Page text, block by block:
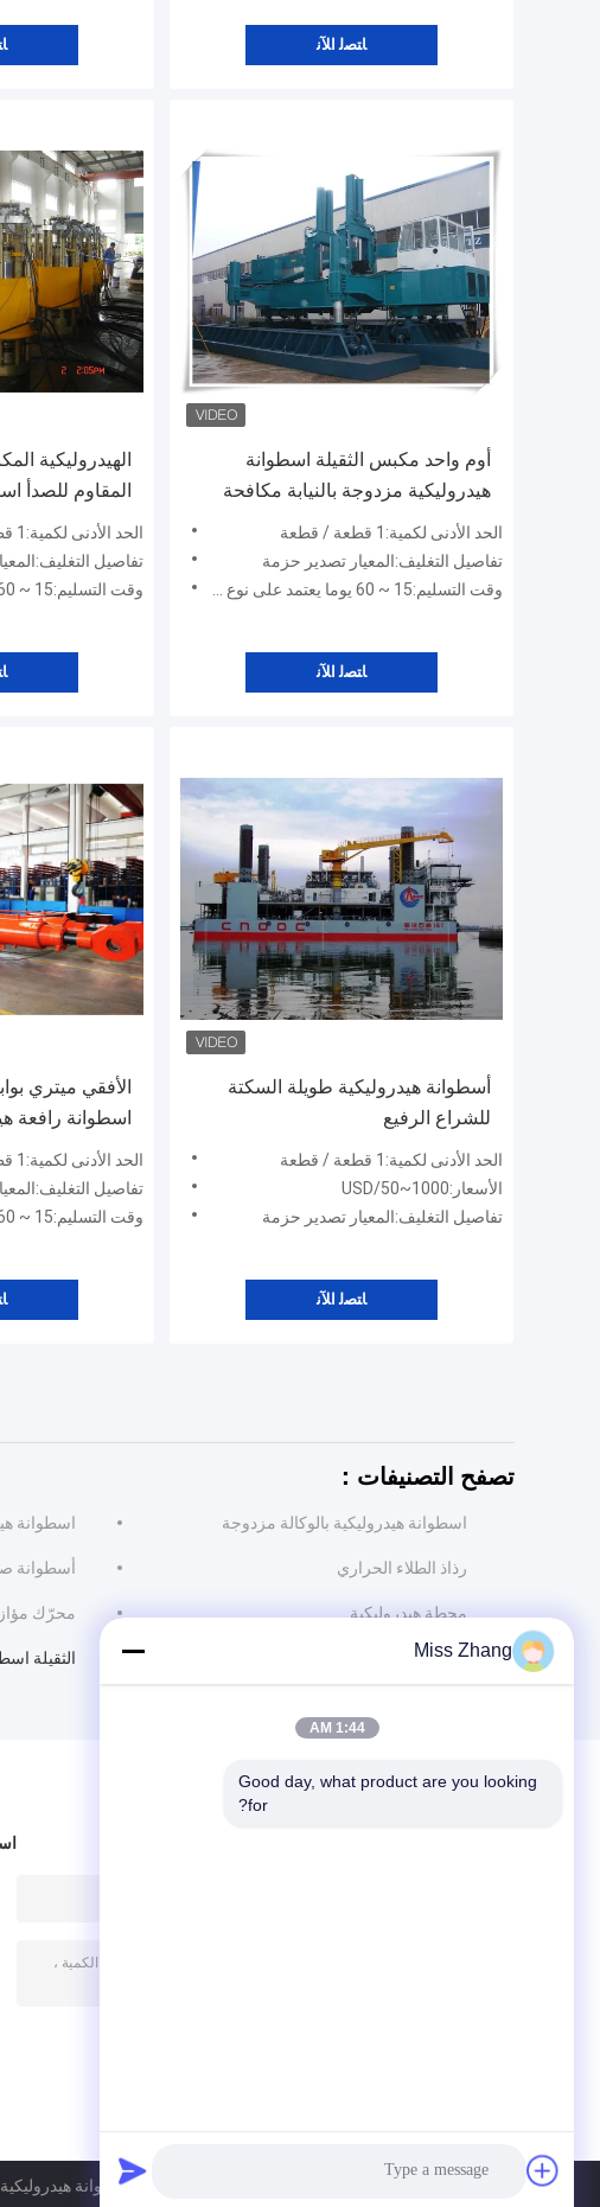
ﺎﺘﺼﻟ ﺍﻶﻧ
الهيدروليكية
المقاوم للصدأ
لأعمال البناء
الحد الأدنى لكمية:1 قطعة / قطعة
تفاصيل
وقت التسليم:15 ~ 60 يوما يعتمد على نوع المنتجات
أوم واحد مكبس الثقيلة اسطوانة
هيدروليكية مزدوجة بالنيابة مكافحة
التآكل
الحد الأدنى لكمية:1 قطعة / قطعة
تفاصيل التغليف:المعيار تصدير حزمة
وقت التسليم:15 ~ 60 يوما يعتمد على نوع المنتجات
ﺎﺘﺼﻟ ﺍﻶﻧ
الأفقي ميتري
اسطوانة رافعة
الحد الأدنى لكمية:1 قطعة / قطعة
تفاصيل
وقت التسليم:15 ~ 60 يوما يعتمد على نوع المنتجات
أسطوانة هيدروليكية طويلة السكتة
للشراع الرفيع
الحد الأدنى لكمية:1 قطعة / قطعة
الأسعار:USD/50~1000
تفاصيل التغليف:المعيار تصدير حزمة
ﺎﺘﺼﻟ ﺍﻶﻧ
تصفح التصنيفات：
اسطوانة اسطوانة هيدروليكية بالوكالة مزدوجة
أسطوانة رذاذ الطلاء الحراري
محرّك محطة هيدروليكية
الثقيلة
| الصين جيّد جودة اسطوانة
Miss Zhang
1:44 AM
Good day, what product are you looking
for?